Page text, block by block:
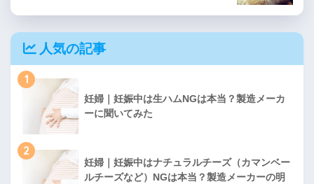
人気の記事
1
妊婦｜妊娠中は生ハムNGは本当？製造メーカ
ーに聞いてみた
2
妊婦｜妊娠中はナチュラルチーズ（カマンベー
ルチーズなど）NGは本当？製造メーカーの明